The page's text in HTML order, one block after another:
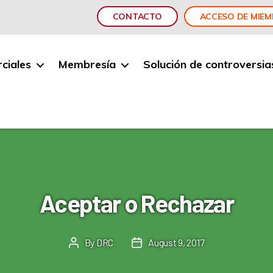
CONTACTO ACCESO DE
Membresía Solución de
Aceptar o Rechazar
Post
By DRC
PostAugust 9, 2017